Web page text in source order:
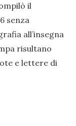
il
senza
all’insegna
risultano
e lettere di